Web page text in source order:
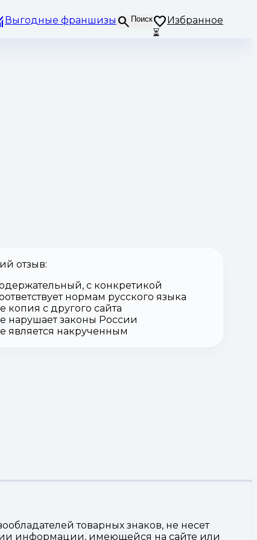
Выгодные франшизы Поиск
Избранное
⏳
отзыв:
с конкретикой
нормам русского языка
копия с другого сайта
нарушает законы России
является накрученным
товарных знаков, не несет
информации, имеющейся на сайте или